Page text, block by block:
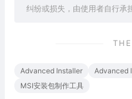
纠纷或损失，由使用者自行承
Advanced Installer
Advanced
MSI安装包制作工具